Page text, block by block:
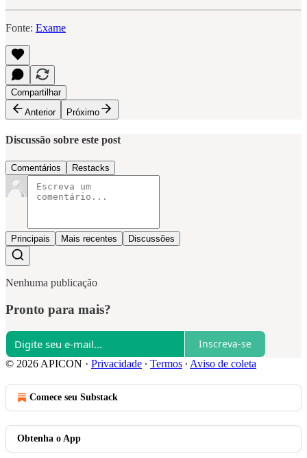
Fonte: Exame
Compartilhar
Anterior
Próximo
Discussão sobre este post
Comentários Restacks
Principais Mais recentes Discussões
Nenhuma publicação
Pronto para mais?
Inscreva-se
© 2026 APICON · Privacidade ∙ Termos ∙ Aviso de coleta
Comece seu Substack
Obtenha o App